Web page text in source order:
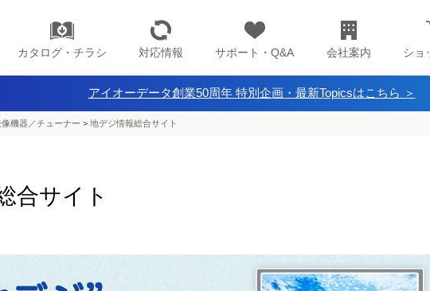
カタログ・チラシ 対応情報 サポート・Q&A 会社案内 ショ
アイオーデータ創業50周年 特別企画・最新Topicsはこちら ＞
機器／チューナー > 地デジ情報総合サイト
合サイト